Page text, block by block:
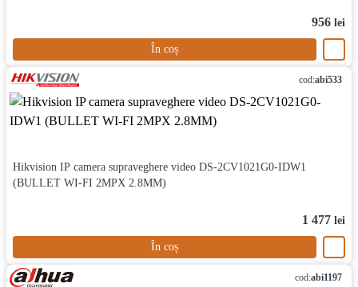
956 lei
În coș
cod:abi533
Hikvision IP camera supraveghere video DS-2CV1021G0-IDW1
(BULLET WI-FI 2MPX 2.8MM)
1 477 lei
În coș
cod:abi1197